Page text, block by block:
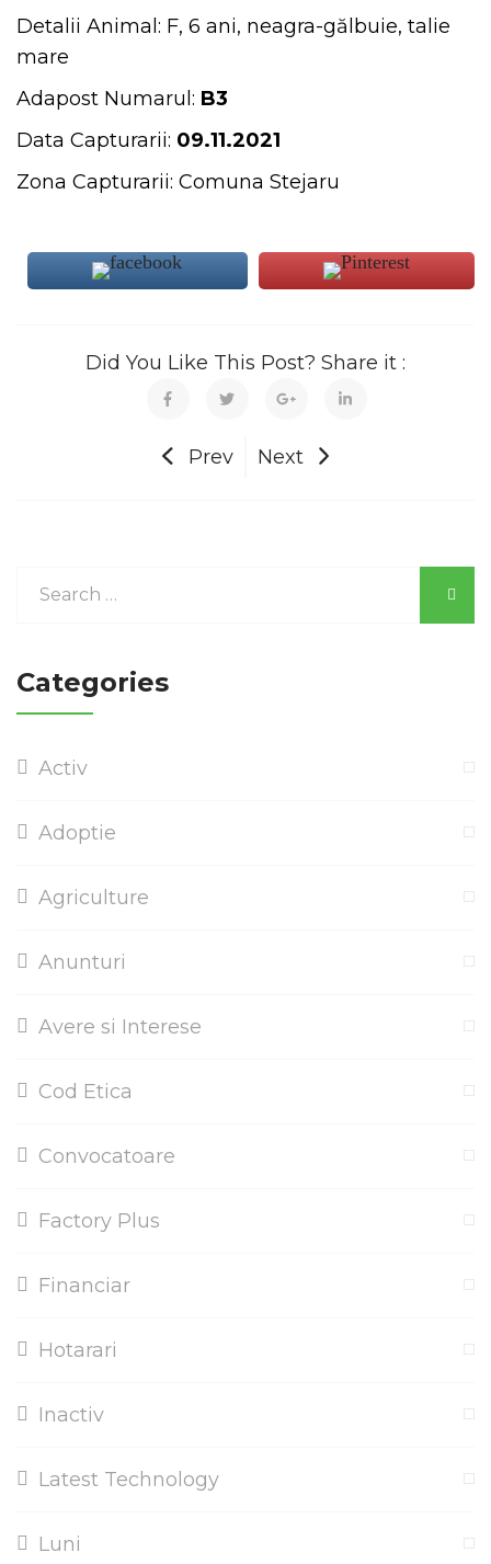
Detalii Animal: F, 6 ani, neagra-gălbuie, talie
mare
Adapost Numarul: B3
Data Capturarii: 09.11.2021
Zona Capturarii: Comuna Stejaru
Did You Like This Post? Share it :
Prev Next
Categories
Activ
Adoptie
Agriculture
Anunturi
Avere si Interese
Cod Etica
Convocatoare
Factory Plus
Financiar
Hotarari
Inactiv
Latest Technology
Luni